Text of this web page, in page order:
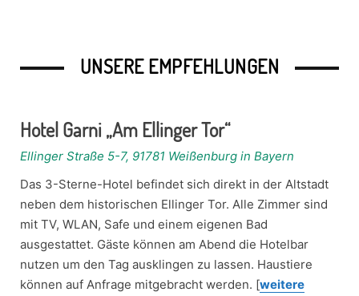
UNSERE EMPFEHLUNGEN
Hotel Garni „Am Ellinger Tor“
Ellinger Straße 5-7, 91781 Weißenburg in Bayern
Das 3-Sterne-Hotel befindet sich direkt in der Altstadt
neben dem historischen Ellinger Tor. Alle Zimmer sind
mit TV, WLAN, Safe und einem eigenen Bad
ausgestattet. Gäste können am Abend die Hotelbar
nutzen um den Tag ausklingen zu lassen. Haustiere
können auf Anfrage mitgebracht werden. [weitere